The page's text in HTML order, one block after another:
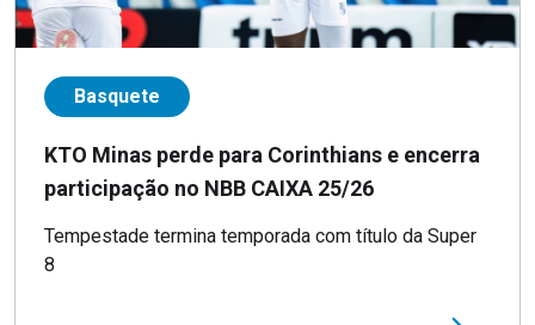
Basquete
KTO Minas perde para Corinthians e encerra
participação no NBB CAIXA 25/26
Tempestade termina temporada com título da Super
8